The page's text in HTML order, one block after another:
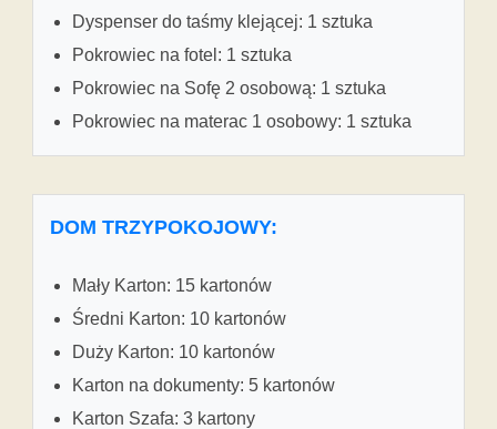
Dyspenser do taśmy klejącej: 1 sztuka
Pokrowiec na fotel: 1 sztuka
Pokrowiec na Sofę 2 osobową: 1 sztuka
Pokrowiec na materac 1 osobowy: 1 sztuka
DOM TRZYPOKOJOWY:
Mały Karton: 15 kartonów
Średni Karton: 10 kartonów
Duży Karton: 10 kartonów
Karton na dokumenty: 5 kartonów
Karton Szafa: 3 kartony